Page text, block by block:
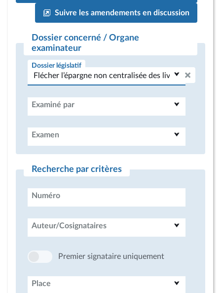
Suivre les amendements en discussion
Dossier concerné / Organe
examinateur
Dossier législatif
Examiné par
Examen
Recherche par critères
Numéro
Auteur/Cosignataires
Premier signataire uniquement
Place